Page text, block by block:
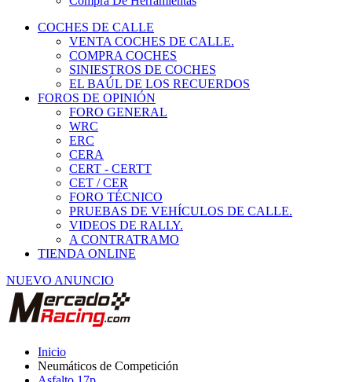
COCHES DE CALLE
VENTA COCHES DE CALLE.
COMPRA COCHES
SINIESTROS DE COCHES
EL BAÚL DE LOS RECUERDOS
FOROS DE OPINIÓN
FORO GENERAL
WRC
ERC
CERA
CERT - CERTT
CET / CER
FORO TÉCNICO
PRUEBAS DE VEHÍCULOS DE CALLE.
VIDEOS DE RALLY.
A CONTRATRAMO
TIENDA ONLINE
NUEVO ANUNCIO
Neumáticos de Competición
Asfalto 17p
Se vende 5 kumho 200/615 r17 tw02